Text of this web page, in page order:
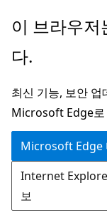
주
콘
츠
로
건
너
뛰
기
이 브라우저
다.
최신 기능, 보안 업
Microsoft Edge로
Microsoft Edge
Internet
보